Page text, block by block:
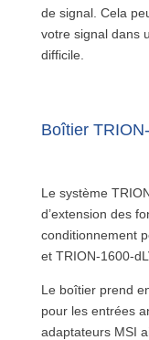
de signal. Cela
votre signal dans
difficile.
Boîtier
Le système
d’extension des
conditionnement
et TRION-1600-
Le boîtier prend
pour les entrées
adaptateurs MSI